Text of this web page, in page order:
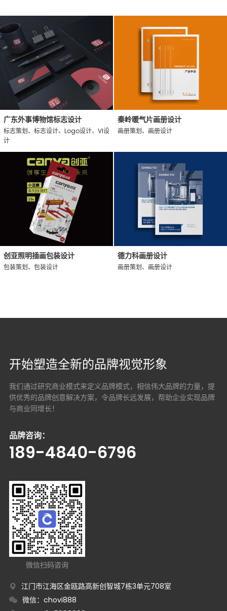
广东外事博物馆标志设计
标志策划、标志设计、Logo设计、VI设
计
秦岭暖气片画册设计
画册策划、画册设计
创亚照明插画包装设计
包装策划、包装设计
德力科画册设计
画册策划、画册设计
开始塑造全新的品牌视觉形象
我们通过研究商业模式来定义品牌模式，相信伟大品牌的力量，提
供优秀的品牌创意解决方案， 令品牌长远发展，帮助企业实现品牌
与商业同增长！
品牌咨询：
189-4840-6796
微信扫码咨询
江门市江海区金瓯路高新创智城7栋3单元708室
微信：chovi888